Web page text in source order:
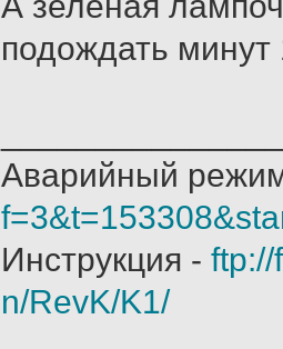
подождать минут
Аварийный
Инструкция -
n/RevK/K1/